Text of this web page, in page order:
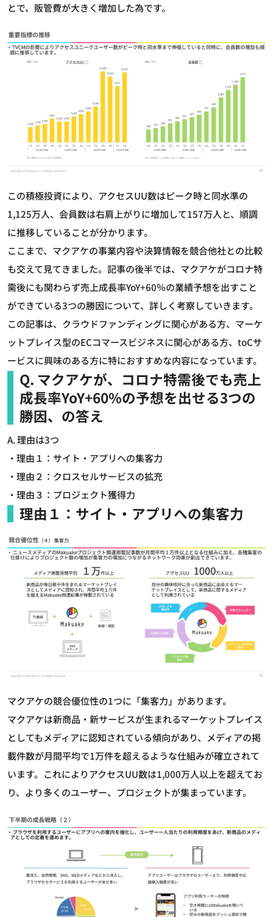
とで、販管費が大きく増加した為です。
この積極投資により、アクセスUU数はピーク時と同水準の
1,125万人、会員数は右肩上がりに増加して157万人と、順調
に推移していることが分かります。
ここまで、マクアケの事業内容や決算情報を競合他社との比較
も交えて見てきました。記事の後半では、マクアケがコロナ特
需後にも関わらず売上成長率YoY+60％の業績予想を出すこと
ができている3つの勝因について、詳しく考察していきます。
この記事は、クラウドファンディングに関心がある方、マーケ
ットプレイス型のECコマースビジネスに関心がある方、toCサ
ービスに興味のある方に特におすすめな内容になっています。
Q. マクアケが、コロナ特需後でも売上
成長率YoY+60%の予想を出せる3つの
勝因、の答え
A. 理由は3つ
・理由１：サイト・アプリへの集客力
・理由２：クロスセルサービスの拡充
・理由３：プロジェクト獲得力
理由１：サイト・アプリへの集客力
マクアケの競合優位性の1つに「集客力」があります。
マクアケは新商品・新サービスが生まれるマーケットプレイス
としてもメディアに認知されている傾向があり、メディアの掲
載件数が月間平均で1万件を超えるような仕組みが確立されて
います。これによりアクセスUU数は1,000万人以上を超えてお
り、より多くのユーザー、プロジェクトが集まっています。